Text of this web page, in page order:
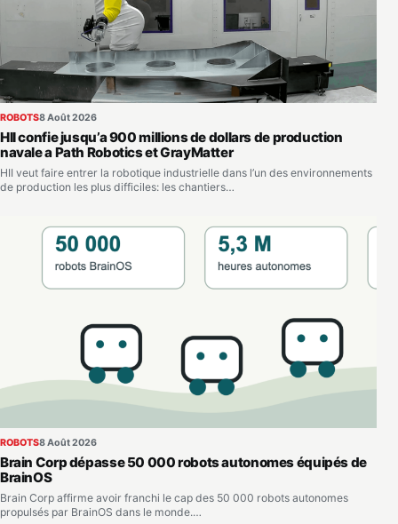
ROBOTS8 Août 2026
HII confie jusqu’a 900 millions de dollars de production
navale a Path Robotics et GrayMatter
HII veut faire entrer la robotique industrielle dans l’un des environnements
de production les plus difficiles: les chantiers…
ROBOTS8 Août 2026
Brain Corp dépasse 50 000 robots autonomes équipés de
BrainOS
Brain Corp affirme avoir franchi le cap des 50 000 robots autonomes
propulsés par BrainOS dans le monde.…